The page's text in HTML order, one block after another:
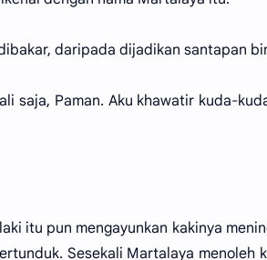
daripada dijadikan santapan
saja, Paman. Aku khawatir kuda-
itu pun mengayunkan kakinya
Sesekali Martalaya menoleh